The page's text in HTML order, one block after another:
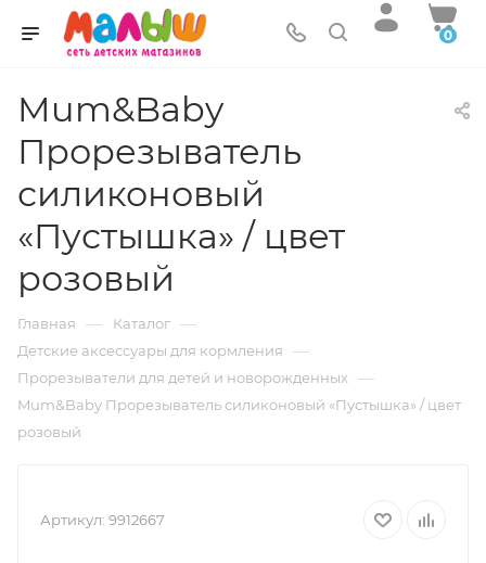
0
Mum&Baby
Прорезыватель
силиконовый
«Пустышка» / цвет
розовый
Главная — Каталог —
Детские аксессуары для кормления —
Прорезыватели для детей и новорожденных —
Mum&Baby Прорезыватель силиконовый «Пустышка» / цвет
розовый
Артикул: 9912667